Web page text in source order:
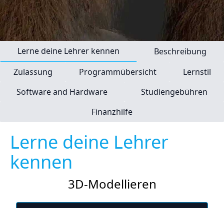
Lerne deine Lehrer kennen
Beschreibung
Zulassung
Programmübersicht
Lernstil
Software and Hardware
Studiengebühren
Finanzhilfe
Lerne deine Lehrer
kennen
3D-Modellieren